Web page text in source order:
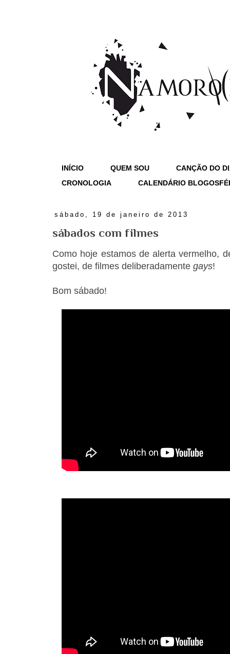
INÍCIO QUEM SOU
CANÇÃO DO
CRONOLOGIA
CALENDÁRIO
sábado, 19 de janeiro de 2013
sábados com filmes
Como hoje estamos de alerta vermelho,
gostei, de filmes deliberadamente gays!
Bom sábado!